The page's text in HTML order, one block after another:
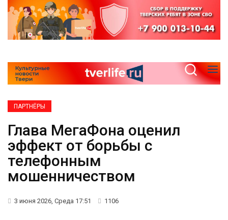
ПАРТНЁРЫ
Глава МегаФона оценил
эффект от борьбы с
телефонным
мошенничеством
3 июня 2026, Среда 17:51 1106